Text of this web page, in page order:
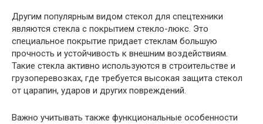
Другим популярным видом стекол для спецтехники
являются стекла с покрытием стекло-люкс. Это
специальное покрытие придает стеклам большую
прочность и устойчивость к внешним воздействиям.
Такие стекла активно используются в строительстве и
грузоперевозках, где требуется высокая защита стекол
от царапин, ударов и других повреждений.
Важно учитывать также функциональные особенности